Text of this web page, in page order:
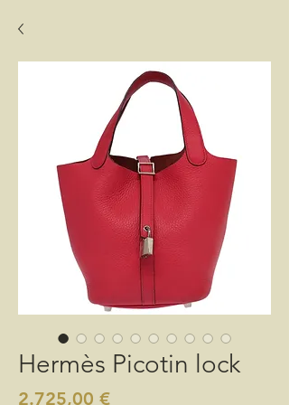
Hermès Picotin lock
2.725,00 €Preis